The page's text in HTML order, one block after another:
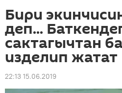
Бири
деп...
сактагычтан
изделип жатат
22:13 15.06.2019